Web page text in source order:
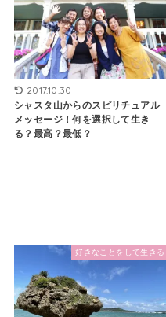
2017.10.30
シャスタ山からのスピリチュアル
メッセージ！何を選択して生き
る？最高？最低？
好きなことをして生きる